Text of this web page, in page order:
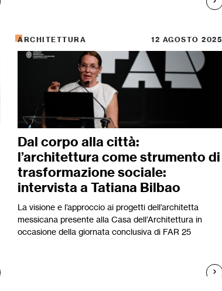
ARCHITETTURA 12 AGOSTO 2025
Dal corpo alla città:
l’architettura come strumento di
trasformazione sociale:
intervista a Tatiana Bilbao
La visione e l’approccio ai progetti dell’architetta
messicana presente alla Casa dell’Architettura in
occasione della giornata conclusiva di FAR 25